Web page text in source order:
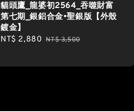
貓頭鷹_龍婆初2564_吞噬財富
第七期_銀鋁合金•聖銀版【外殼
鍍金】
Sale
NT$ 2,880 Regular
NT$ 3,500